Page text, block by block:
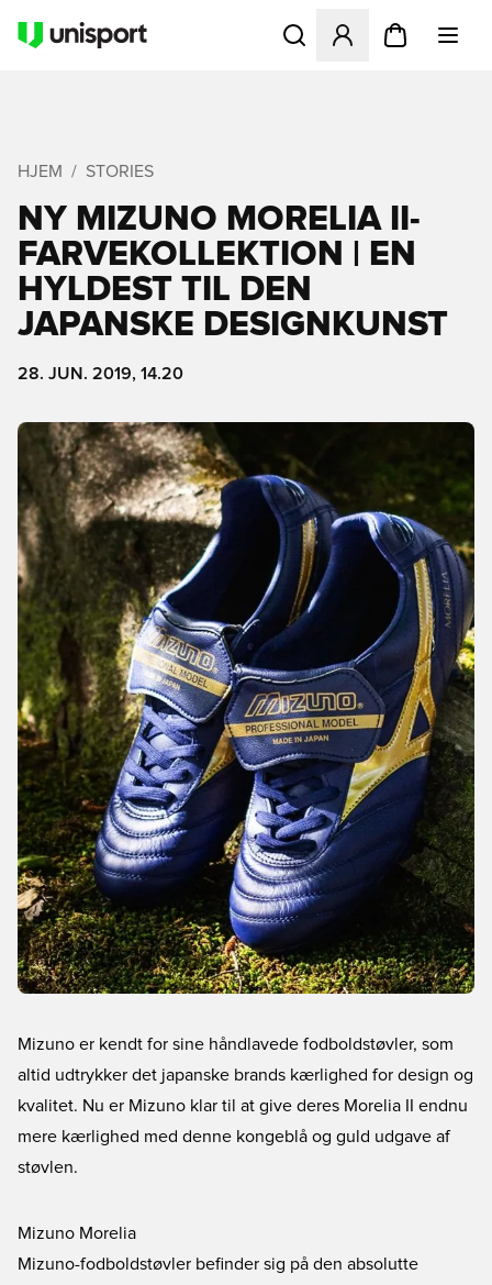
Åbner en Modal til at
HJEM STORIES
NY MIZUNO MORELIA II-
FARVEKOLLEKTION | EN
HYLDEST TIL DEN
JAPANSKE DESIGNKUNST
28. JUN. 2019, 14.20
Mizuno er kendt for sine håndlavede fodboldstøvler, som
altid udtrykker det japanske brands kærlighed for design og
kvalitet. Nu er Mizuno klar til at give deres Morelia II endnu
mere kærlighed med denne kongeblå og guld udgave af
støvlen.
Mizuno Morelia
Mizuno-fodboldstøvler befinder sig på den absolutte